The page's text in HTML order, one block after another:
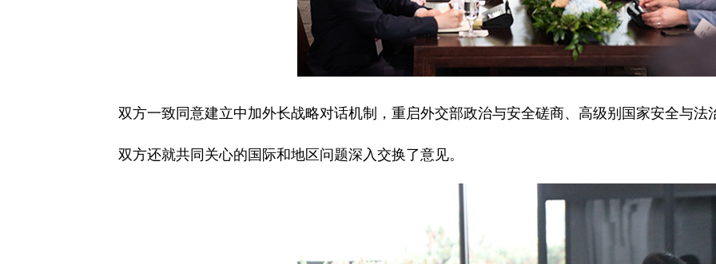
双方一致同意建立中加外长战略对话机制，重启外交部政治与安全磋商、高级别国家安全与法
双方还就共同关心的国际和地区问题深入交换了意见。